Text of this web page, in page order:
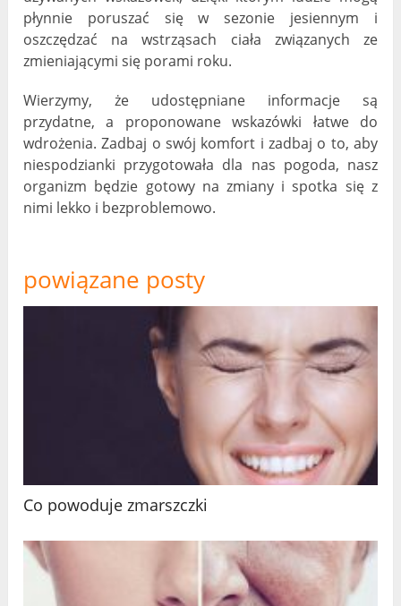
płynnie poruszać się w sezonie jesiennym i
oszczędzać na wstrząsach ciała związanych ze
zmieniającymi się porami roku.
Wierzymy, że udostępniane informacje są
przydatne, a proponowane wskazówki łatwe do
wdrożenia. Zadbaj o swój komfort i zadbaj o to, aby
niespodzianki przygotowała dla nas pogoda, nasz
organizm będzie gotowy na zmiany i spotka się z
nimi lekko i bezproblemowo.
powiązane posty
Co powoduje zmarszczki